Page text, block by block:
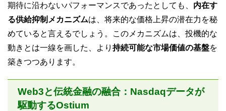
期待に沿わないパフォーマンスであったとしても、 内在す
る供給抑制メカニズムは、将来的な価格上昇の潜在力を秘
めていると言えるでしょう。このメカニズムは、投機的な
動きとは一線を画した、より 持続可能な市場価値の基盤を
築きつつあります。
Web3と伝統金融の融合：Nasdaqデータが
駆動するOstium